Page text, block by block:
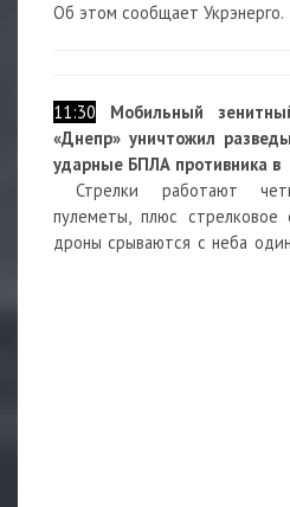
Об этом сообщает Укрэнерго.
11:30
Мобильный
«Днепр» уничтожил
ударные БПЛА противника в
Стрелки работают
пулеметы, плюс
дроны срываются с неба